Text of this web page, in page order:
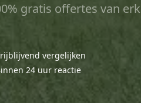
gratis offertes van
vergelijken
24 uur reactie